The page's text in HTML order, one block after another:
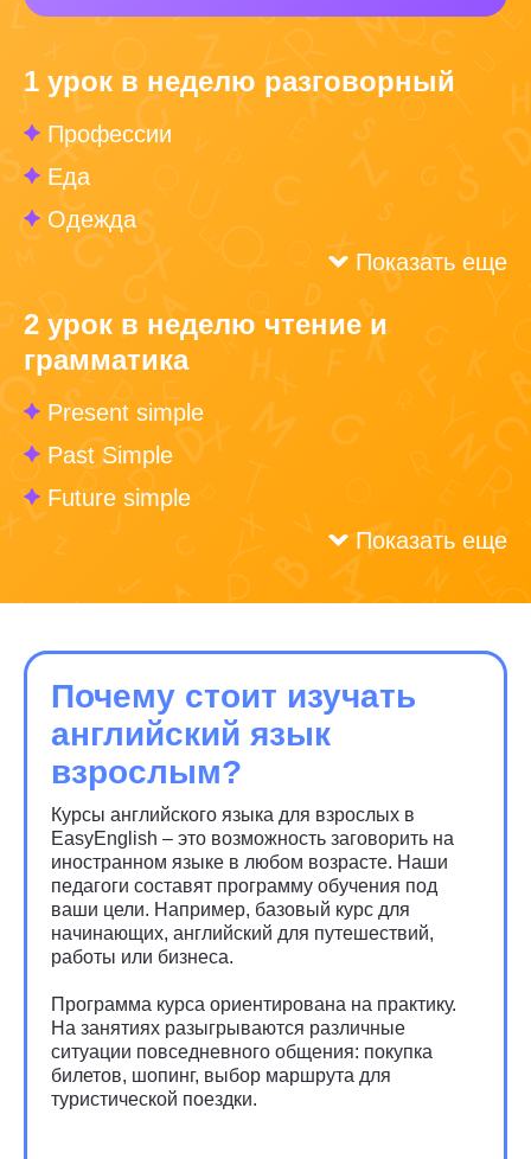
1 урок в неделю разговорный
Профессии
Еда
Одежда
Показать еще
2 урок в неделю чтение и
грамматика
Present simple
Past Simple
Future simple
Показать еще
Почему стоит изучать
английский язык
взрослым?
Курсы английского языка для взрослых в
EasyEnglish – это возможность заговорить на
иностранном языке в любом возрасте. Наши
педагоги составят программу обучения под
ваши цели. Например, базовый курс для
начинающих, английский для путешествий,
работы или бизнеса.
Программа курса ориентирована на практику.
На занятиях разыгрываются различные
ситуации повседневного общения: покупка
билетов, шопинг, выбор маршрута для
туристической поездки.